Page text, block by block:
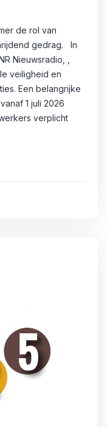
de rol van
gedrag. In
Nieuwsradio, ,
veiligheid en
Een belangrijke
1 juli 2026
verplicht